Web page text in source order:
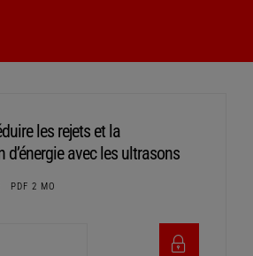
les rejets et la
avec les ultrasons
PDF 2 MO